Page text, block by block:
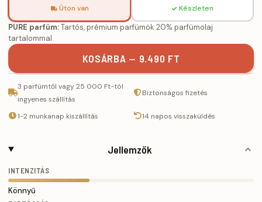
Úton van Készleten
PURE parfüm:Tartós, prémium parfümök 20% parfümolaj
tartalommal
KOSÁRBA — 9.490 FT
3 parfümtől vagy 25 000 Ft-tól
ingyenes szállítás
Biztonságos fizetés
1-2 munkanap kiszállítás 14 napos visszaküldés
Jellemzők
INTENZITÁS
Könnyű